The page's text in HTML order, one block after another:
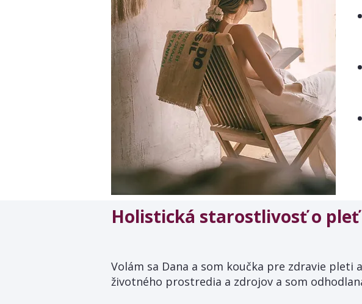
Holistická starostlivosť o
Volám sa Dana a som koučka pre zdravie
životného prostredia a zdrojov a som